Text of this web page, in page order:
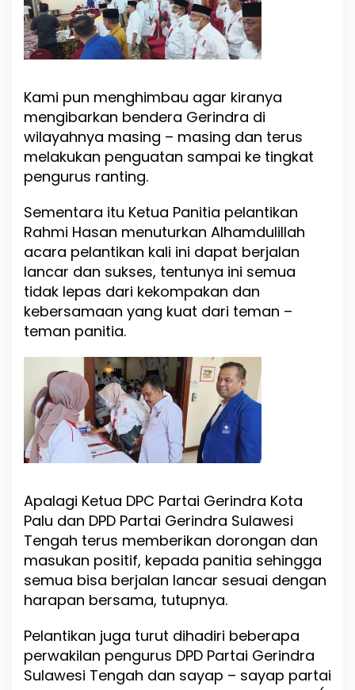
Kami pun menghimbau agar kiranya
mengibarkan bendera Gerindra di
wilayahnya masing – masing dan terus
melakukan penguatan sampai ke tingkat
pengurus ranting.
Sementara itu Ketua Panitia pelantikan
Rahmi Hasan menuturkan Alhamdulillah
acara pelantikan kali ini dapat berjalan
lancar dan sukses, tentunya ini semua
tidak lepas dari kekompakan dan
kebersamaan yang kuat dari teman –
teman panitia.
Apalagi Ketua DPC Partai Gerindra Kota
Palu dan DPD Partai Gerindra Sulawesi
Tengah terus memberikan dorongan dan
masukan positif, kepada panitia sehingga
semua bisa berjalan lancar sesuai dengan
harapan bersama, tutupnya.
Pelantikan juga turut dihadiri beberapa
perwakilan pengurus DPD Partai Gerindra
Sulawesi Tengah dan sayap – sayap partai